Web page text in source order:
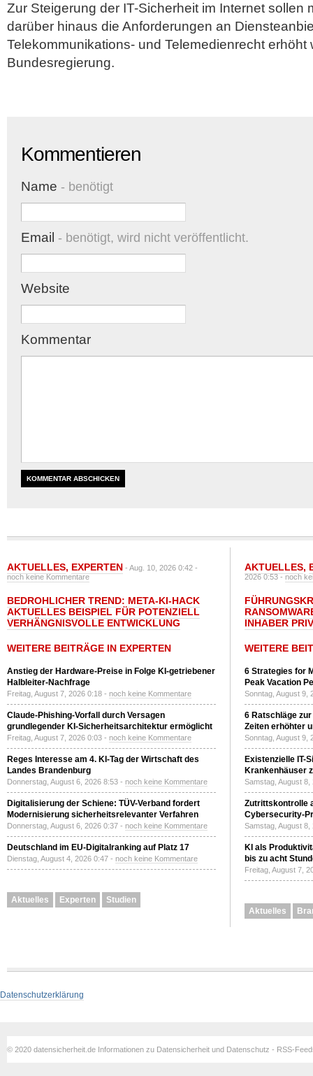
Zur Steigerung der IT-Sicherheit im Internet sollen
darüber hinaus die Anforderungen an
Telekommunikations- und Telemedienrecht erhöht
Bundesregierung.
Kommentieren
Name - benötigt
Email - benötigt, wird nicht veröffentlicht.
Website
Kommentar
AKTUELLES, EXPERTEN - Aug. 10, 2026 0:42 -
noch keine Kommentare
BEDROHLICHER TREND: META-KI-HACK
AKTUELLES BEISPIEL FÜR POTENZIELL
VERHÄNGNISVOLLE ENTWICKLUNG
WEITERE BEITRÄGE IN EXPERTEN
Anstieg der Hardware-Preise in Folge KI-getriebener
Halbleiter-Nachfrage
Freitag, August 7, 2026 0:18 - noch keine Kommentare
Claude-Phishing-Vorfall durch Versagen
grundlegender KI-Sicherheitsarchitektur ermöglicht
Freitag, August 7, 2026 0:03 - noch keine Kommentare
Reges Interesse am 4. KI-Tag der Wirtschaft des
Landes Brandenburg
Donnerstag, August 6, 2026 8:53 - noch keine Kommentare
Digitalisierung der Schiene: TÜV-Verband fordert
Modernisierung sicherheitsrelevanter Verfahren
Donnerstag, August 6, 2026 0:37 - noch keine Kommentare
Deutschland im EU-Digitalranking auf Platz 17
Dienstag, August 4, 2026 0:47 - noch keine Kommentare
Aktuelles Experten Studien
AKTUELLES,
2026 0:53 -noch
INHABER
WEITERE
6 Strategies for
Peak Vacation
Sonntag, August 9,
6 Ratschläge
Zeiten erhöhter
Sonntag, August 9,
Existenzielle IT-
Krankenhäuser
Samstag, August
Zutrittskontrolle
Cybersecurity-
Samstag, August
KI als
bis zu acht
Freitag, August 7,
Aktuelles
Datenschutzerklärung
© 2020 datensicherheit.de Informationen zu Datensicherheit und Datenschutz - RSS-